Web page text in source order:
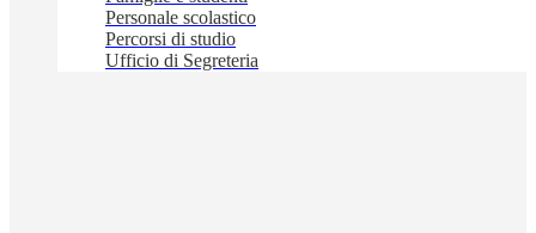
Personale scolastico
Percorsi di studio
Ufficio di Segreteria